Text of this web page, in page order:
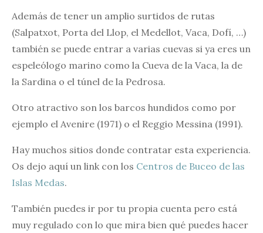
Además de tener un amplio surtidos de rutas
(Salpatxot, Porta del Llop, el Medellot, Vaca, Dofí, …)
también se puede entrar a varias cuevas si ya eres un
espeleólogo marino como la Cueva de la Vaca, la de
la Sardina o el túnel de la Pedrosa.
Otro atractivo son los barcos hundidos como por
ejemplo el Avenire (1971) o el Reggio Messina (1991).
Hay muchos sitios donde contratar esta experiencia.
Os dejo aquí un link con los Centros de Buceo de las
Islas Medas.
También puedes ir por tu propia cuenta pero está
muy regulado con lo que mira bien qué puedes hacer